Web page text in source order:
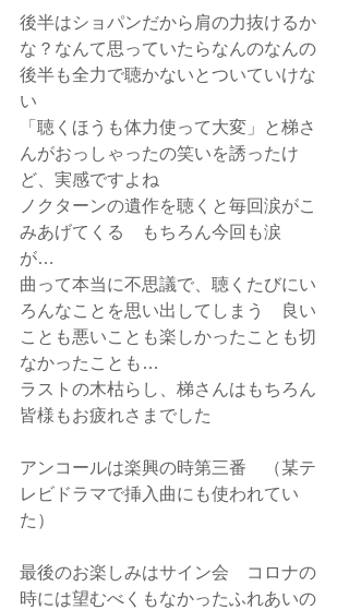
後半はショパンだから肩の力抜けるか
な？なんて思っていたらなんのなんの
後半も全力で聴かないとついていけな
い
「聴くほうも体力使って大変」と梯さ
んがおっしゃったの笑いを誘ったけ
ど、実感ですよね
ノクターンの遺作を聴くと毎回涙がこ
みあげてくる　もちろん今回も涙
が…
曲って本当に不思議で、聴くたびにい
ろんなことを思い出してしまう　良い
ことも悪いことも楽しかったことも切
なかったことも…
ラストの木枯らし、梯さんはもちろん
皆様もお疲れさまでした
アンコールは楽興の時第三番　（某テ
レビドラマで挿入曲にも使われてい
た）
最後のお楽しみはサイン会　コロナの
時には望むべくもなかったふれあいの